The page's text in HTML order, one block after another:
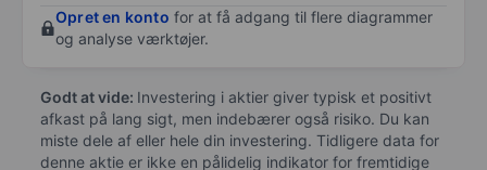
Opret en konto for at få adgang til flere diagrammer
og analyse værktøjer.
Godt at vide: Investering i aktier giver typisk et positivt
afkast på lang sigt, men indebærer også risiko. Du kan
miste dele af eller hele din investering. Tidligere data for
denne aktie er ikke en pålidelig indikator for fremtidige